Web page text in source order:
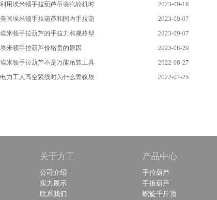
利用埃米顿手拉葫芦吊装汽轮机时
2023-09-18
美国埃米顿手拉葫芦和国内手拉葫
2023-09-07
埃米顿手拉葫芦的手拉力和规格型
2023-09-07
埃米顿手拉葫芦价格贵的原因
2023-08-29
埃米顿手拉葫芦不是万能吊装工具
2022-08-27
电力工人高空紧线时为什么青睐埃
2022-07-25
关于方工
公司介绍
实力展示
联系我们
产品中心
手拉葫芦
手扳葫芦
螺旋千斤顶